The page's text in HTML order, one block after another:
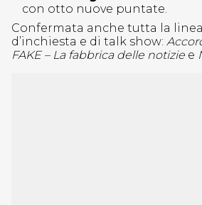
con otto nuove puntate.
Confermata anche tutta la
d’inchiesta e di talk show:
FAKE – La fabbrica delle notizie e